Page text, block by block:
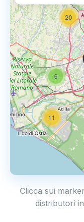
6
20
11
Clicca sui
distributori